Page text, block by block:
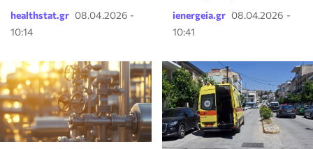
healthstat.gr 08.04.2026 -
10:14
ienergeia.gr 08.04.2026 -
10:41